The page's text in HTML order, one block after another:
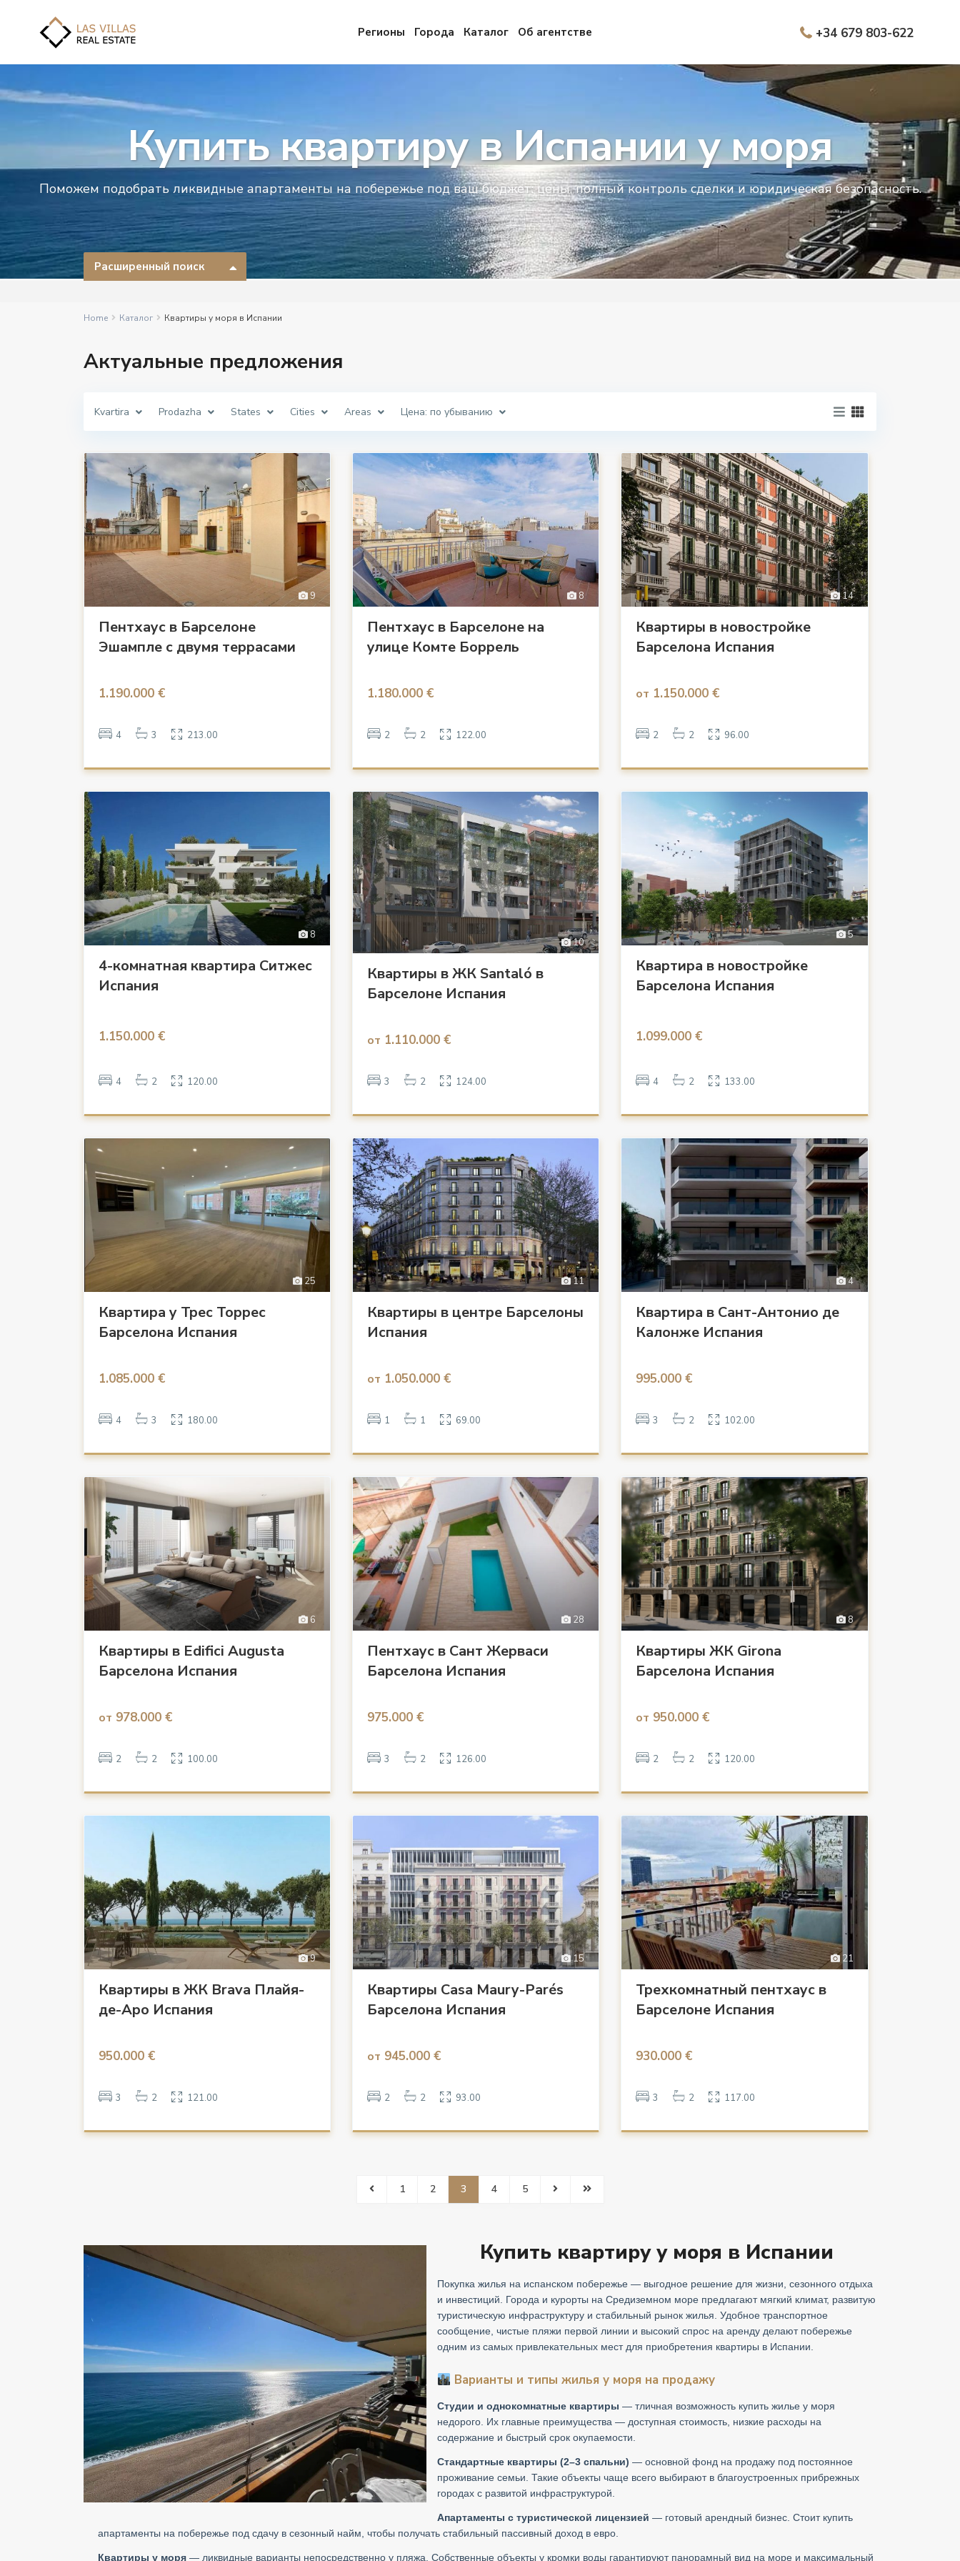
Регионы Города Каталог Об агентстве +34 679 803-622
Купить квартиру в Испании у моря
Поможем подобрать ликвидные апартаменты на побережье под ваш бюджет: цены, полный контроль сделки и юридическая безопасность.
Расширенный поиск
Home Каталог Квартиры у моря в Испании
Актуальные предложения
Kvartira Prodazha States Cities Areas Цена: по убыванию
9
Пентхаус в Барселоне
Эшампле с двумя террасами
1.190.000 €
4 3 213.00
8
Пентхаус в Барселоне на
улице Комте Боррель
1.180.000 €
2 2 122.00
14
Квартиры в новостройке
Барселона Испания
от 1.150.000 €
2 2 96.00
8
4-комнатная квартира Ситжес
Испания
1.150.000 €
4 2 120.00
10
Квартиры в ЖК Santaló в
Барселоне Испания
от 1.110.000 €
3 2 124.00
5
Квартира в новостройке
Барселона Испания
1.099.000 €
4 2 133.00
25
Квартира у Трес Торрес
Барселона Испания
1.085.000 €
4 3 180.00
11
Квартиры в центре Барселоны
Испания
от 1.050.000 €
1 1 69.00
4
Квартира в Сант-Антонио де
Калонже Испания
995.000 €
3 2 102.00
6
Квартиры в Edifici Augusta
Барселона Испания
от 978.000 €
2 2 100.00
28
Пентхаус в Сант Жерваси
Барселона Испания
975.000 €
3 2 126.00
8
Квартиры ЖК Girona
Барселона Испания
от 950.000 €
2 2 120.00
9
Квартиры в ЖК Brava Плайя-
де-Аро Испания
950.000 €
3 2 121.00
15
Квартиры Casa Maury-Parés
Барселона Испания
от 945.000 €
2 2 93.00
21
Трехкомнатный пентхаус в
Барселоне Испания
930.000 €
3 2 117.00
1 2 3 4 5
Купить квартиру у моря в Испании
Покупка жилья на испанском побережье — выгодное решение для жизни, сезонного отдыха
и инвестиций. Города и курорты на Средиземном море предлагают мягкий климат, развитую
туристическую инфраструктуру и стабильный рынок жилья. Удобное транспортное
сообщение, чистые пляжи первой линии и высокий спрос на аренду делают побережье
одним из самых привлекательных мест для приобретения квартиры в Испании.
Варианты и типы жилья у моря на продажу
Студии и однокомнатные квартиры — тличная возможность купить жилье у моря
недорого. Их главные преимущества — доступная стоимость, низкие расходы на
содержание и быстрый срок окупаемости.
Стандартные квартиры (2–3 спальни) — основной фонд на продажу под постоянное
проживание семьи. Такие объекты чаще всего выбирают в благоустроенных прибрежных
городах с развитой инфраструктурой.
Апартаменты с туристической лицензией — готовый арендный бизнес. Стоит купить
апартаменты на побережье под сдачу в сезонный найм, чтобы получать стабильный пассивный доход в евро.
Квартиры у моря — ликвидные варианты непосредственно у пляжа. Собственные объекты у кромки воды гарантируют панорамный вид на море и максимальный